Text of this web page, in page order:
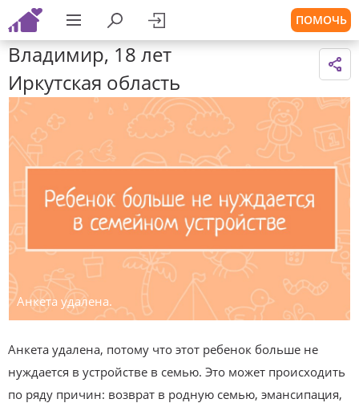
ПОМОЧЬ
Владимир, 18 лет
Иркутская область
Анкета удалена.
Анкета удалена, потому что этот ребенок больше не
нуждается в устройстве в семью. Это может происходить
по ряду причин: возврат в родную семью, эмансипация,